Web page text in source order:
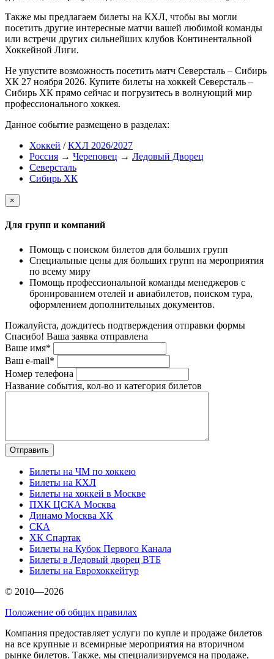
Также мы предлагаем билеты на КХЛ, чтобы вы могли
посетить другие интересные матчи вашей любимой команды
или встречи других сильнейших клубов Континентальной
Хоккейной Лиги.
Не упустите возможность посетить матч Северсталь – Сибирь
ХК 27 ноября 2026. Купите билеты на хоккей Северсталь –
Сибирь ХК прямо сейчас и погрузитесь в волнующий мир
профессионального хоккея.
Данное событие размещено в разделах:
Хоккей /КХЛ 2026/2027
Россия → Череповец → Ледовый Дворец
Северсталь
Сибирь ХК
×
Для групп и компаний
Помощь с поиском билетов для больших групп
Специальные цены для больших групп на мероприятия
по всему миру
Помощь профессиональной команды менеджеров с
бронированием отелей и авиабилетов, поиском тура,
оформлением дополнительных документов.
Пожалуйста, дождитесь подтверждения отправки формы
Спасибо! Ваша заявка отправлена
Ваше имя*
Ваш e-mail*
Номер телефона
Название события, кол-во и категория билетов
Билеты на ЧМ по хоккею
Билеты на КХЛ
Билеты на хоккей в Москве
ПХК ЦСКА Москва
Динамо Москва ХК
СКА
ХК Спартак
Билеты на Кубок Первого Канала
Билеты в Ледовый дворец ВТБ
Билеты на Еврохоккейтур
© 2010—2026
Положение об общих правилах
Компания предоставляет услуги по купле и продаже билетов
на все крупные и всемирные мероприятия на вторичном
рынке билетов. Также, мы специализируемся на продаже,